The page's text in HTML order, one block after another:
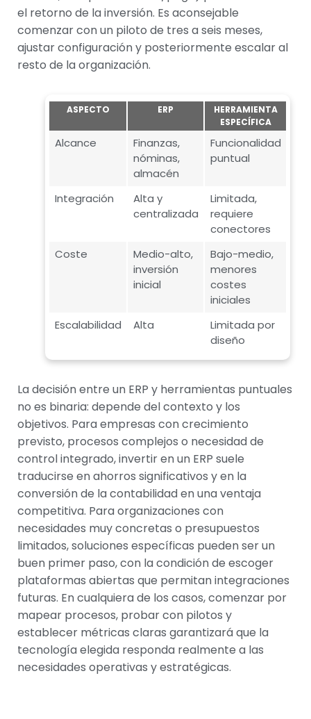
el retorno de la inversión. Es aconsejable
comenzar con un piloto de tres a seis meses,
ajustar configuración y posteriormente escalar al
resto de la organización.
ASPECTO ERP
HERRAMIENTA
ESPECÍFICA
Alcance
Finanzas,
nóminas,
almacén
Funcionalidad
puntual
Integración
Alta y
centralizada
Limitada,
requiere
conectores
Coste
Medio-alto,
inversión
inicial
Bajo-medio,
menores
costes
iniciales
Escalabilidad
Alta
Limitada por
diseño
La decisión entre un ERP y herramientas puntuales
no es binaria: depende del contexto y los
objetivos. Para empresas con crecimiento
previsto, procesos complejos o necesidad de
control integrado, invertir en un ERP suele
traducirse en ahorros significativos y en la
conversión de la contabilidad en una ventaja
competitiva. Para organizaciones con
necesidades muy concretas o presupuestos
limitados, soluciones específicas pueden ser un
buen primer paso, con la condición de escoger
plataformas abiertas que permitan integraciones
futuras. En cualquiera de los casos, comenzar por
mapear procesos, probar con pilotos y
establecer métricas claras garantizará que la
tecnología elegida responda realmente a las
necesidades operativas y estratégicas.